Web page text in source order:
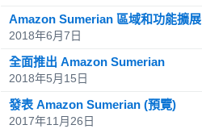
Amazon Sumerian 區域和功能擴展
2018年6月7日
全面推出 Amazon Sumerian
2018年5月15日
發表 Amazon Sumerian (預覽)
2017年11月26日